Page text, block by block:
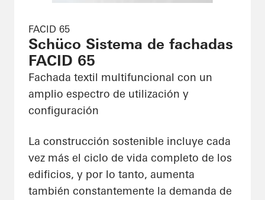
FACID 65
Schüco Sistema de fachadas
FACID 65
Fachada textil multifuncional con un
amplio espectro de utilización y
configuración
La construcción sostenible incluye cada
vez más el ciclo de vida completo de los
edificios, y por lo tanto, aumenta
también constantemente la demanda de